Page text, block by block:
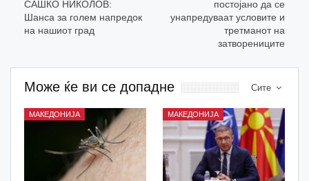
САШКО НИКОЛОВ:
Шанса за голем напредок
на нашиот град
постојано да се
унапредуваат условите и
третманот на
затворениците
Сите
Може ќе ви се допадне
МАКЕДОНИЈА МАКЕДОНИЈА